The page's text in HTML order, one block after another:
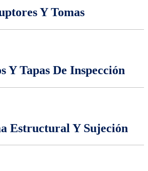
Y Tomas
Y Tapas De Inspección
Estructural Y Sujeción